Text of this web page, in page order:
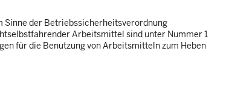
der Betriebssicherheitsverordnung
Arbeitsmittel sind unter Nummer 1
für die Benutzung von Arbeitsmitteln zum Heben